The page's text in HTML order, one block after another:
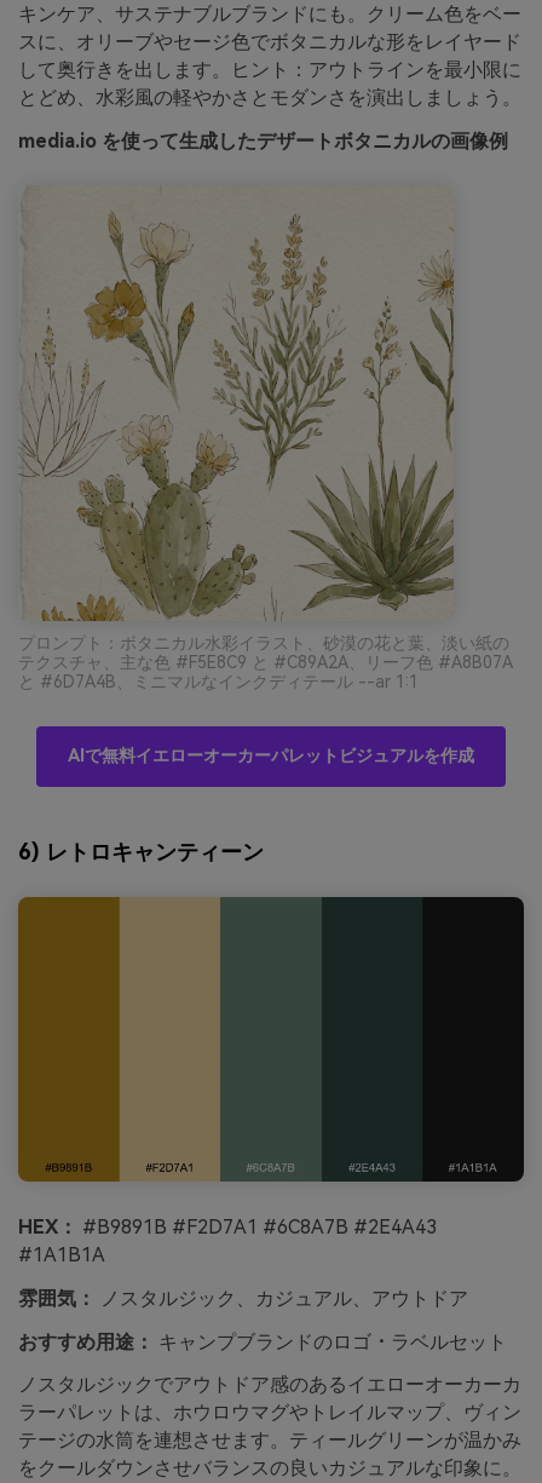
キンケア、サステナブルブランドにも。クリーム色をベー
スに、オリーブやセージ色でボタニカルな形をレイヤード
して奥行きを出します。ヒント：アウトラインを最小限に
とどめ、水彩風の軽やかさとモダンさを演出しましょう。
media.io を使って生成したデザートボタニカルの画像例
プロンプト：ボタニカル水彩イラスト、砂漠の花と葉、淡い紙の
テクスチャ、主な色 #F5E8C9 と #C89A2A、リーフ色 #A8B07A
と #6D7A4B、ミニマルなインクディテール --ar 1:1
AIで無料イエローオーカーパレットビジュアルを作成
6) レトロキャンティーン
HEX： #B9891B #F2D7A1 #6C8A7B #2E4A43
#1A1B1A
雰囲気：
ノスタルジック、カジュアル、アウトドア
おすすめ用途： キャンプブランドのロゴ・ラベルセット
ノスタルジックでアウトドア感のあるイエローオーカーカ
ラーパレットは、ホウロウマグやトレイルマップ、ヴィン
テージの水筒を連想させます。ティールグリーンが温かみ
をクールダウンさせバランスの良いカジュアルな印象に。